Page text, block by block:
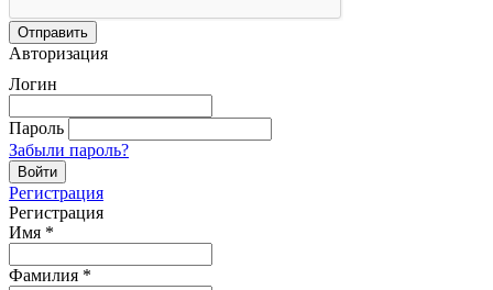
Авторизация
Логин
Пароль
Забыли пароль?
Регистрация
Регистрация
Имя *
Фамилия *